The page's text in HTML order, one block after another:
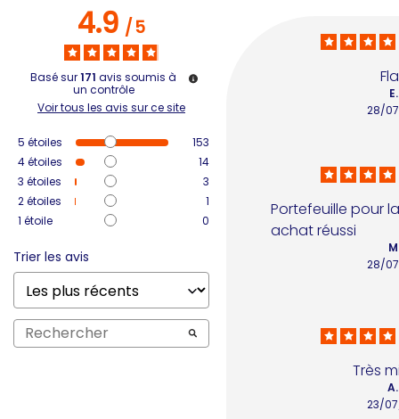
4.9/5
Basé sur171 avis soumis à
un contrôle
Voir tous les avis sur ce site
5 étoiles
153
4étoiles
14
3 étoiles
3
2étoiles
1
1 étoile 0
Trier les avis
28/
Portefeuille pour
achat réussi
28/
Très
23/